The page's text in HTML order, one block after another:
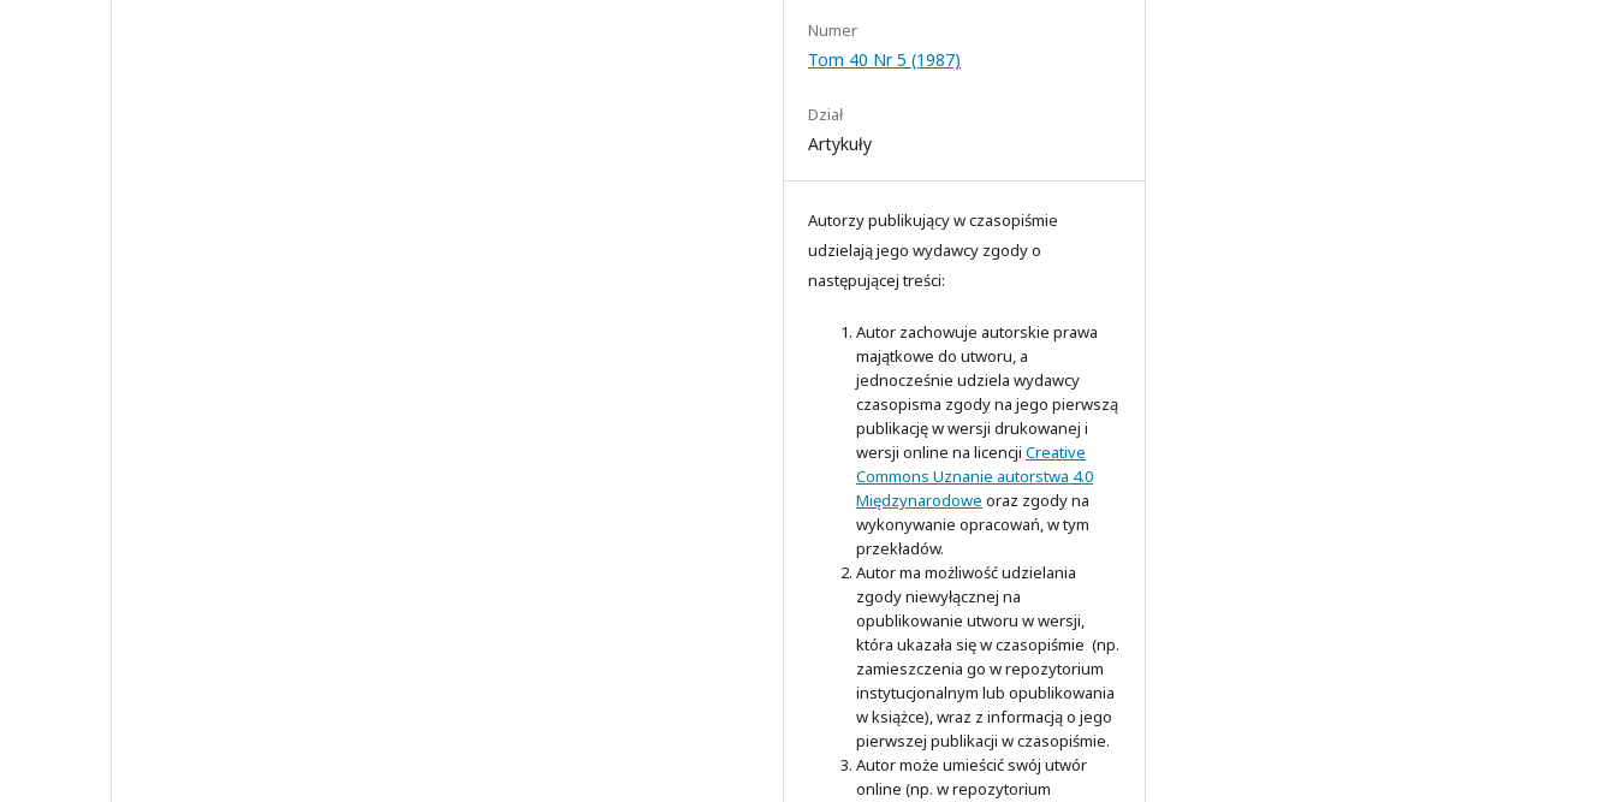
Numer
Tom 40 Nr 5 (1987)
Dział
Artykuły
Autorzy publikujący w czasopiśmie
udzielają jego wydawcy zgody o
następującej treści:
Autor zachowuje autorskie prawa
majątkowe do utworu, a
jednocześnie udziela wydawcy
czasopisma zgody na jego pierwszą
publikację w wersji drukowanej i
wersji online na licencji Creative
Commons Uznanie autorstwa 4.0
Międzynarodowe oraz zgody na
wykonywanie opracowań, w tym
przekładów.
Autor ma możliwość udzielania
zgody niewyłącznej na
opublikowanie utworu w wersji,
która ukazała się w czasopiśmie (np.
zamieszczenia go w repozytorium
instytucjonalnym lub opublikowania
w książce), wraz z informacją o jego
pierwszej publikacji w czasopiśmie.
Autor może umieścić swój utwór
online (np. w repozytorium